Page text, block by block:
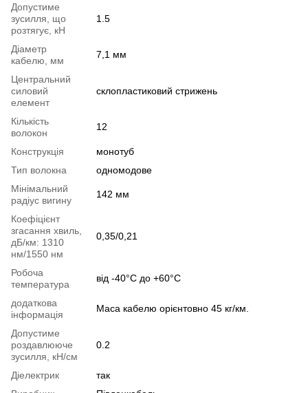
Допустиме
зусилля, що
розтягує, кН
1.5
Діаметр
кабелю, мм
7,1 мм
Центральний
силовий
елемент
склопластиковий стрижень
Кількість
волокон
12
Конструкція
монотуб
Тип волокна
одномодове
Мінімальний
радіус вигину
142 мм
Коефіцієнт
згасання хвиль,
дБ/км: 1310
нм/1550 нм
0,35/0,21
Робоча
температура
від -40°C до +60°С
додаткова
інформація
Маса кабелю орієнтовно 45 кг/км.
Допустиме
роздавлююче
зусилля, кН/см
0.2
Діелектрик
так